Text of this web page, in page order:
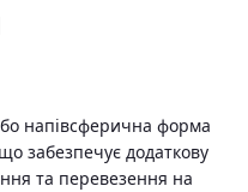
напівсферична форма
забезпечує додаткову
та перевезення на